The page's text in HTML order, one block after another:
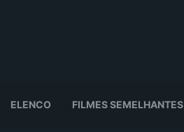
ELENCO FILMES SEMELHANTES